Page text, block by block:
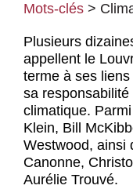
Actus et
Boutique
Mots-clés >
Plusieurs
appellent le
terme à ses
sa
climatique.
Klein, Bill
Westwood, ainsi
Canonne,
Aurélie Trouvé.